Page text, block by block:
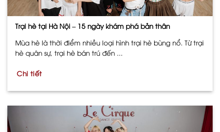
Trại hè tại Hà Nội – 15 ngày khám phá bản thân
Mùa hè là thời điểm nhiều loại hình trại hè bùng nổ. Từ trại
hè quân sự, trại hè bán trú đến ...
Chi tiết